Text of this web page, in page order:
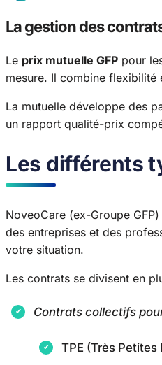
La gestion des
Le prix mutuelle GFP pour
mesure. Il combine flexibilité
La mutuelle développe des
un rapport qualité-prix
Les différents
NoveoCare (ex-Groupe
des entreprises et des
votre situation.
Les contrats se divisent en
Contrats collectifs
TPE (Très Petites